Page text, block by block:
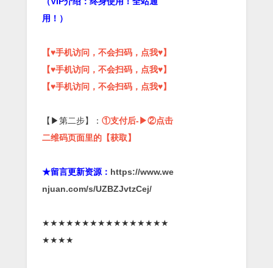
用！）
【♥手机访问，不会扫码，点我♥】
【♥手机访问，不会扫码，点我♥】
【♥手机访问，不会扫码，点我♥】
【▶第二步】： ①支付后-▶②点击
二维码页面里的【获取】
★留言更新资源： https://www.we
njuan.com/s/UZBZJvtzCej/
★★★★★★★★★★★★★★★★
★★★★